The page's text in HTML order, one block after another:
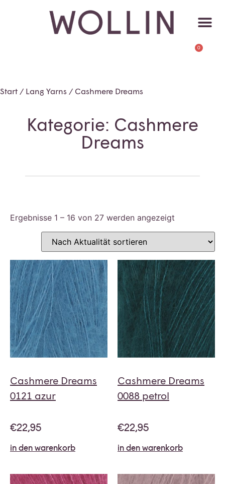
0
Start / Lang Yarns / Cashmere Dreams
Kategorie: Cashmere
Dreams
Ergebnisse 1 – 16 von 27 werden angezeigt
Cashmere Dreams
0121 azur
€22,95
in den warenkorb
Cashmere Dreams
0088 petrol
€22,95
in den warenkorb